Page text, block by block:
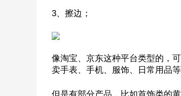
3、擦边；
像淘宝、京东这种平台类型的，
卖手表、手机、服饰、日常用品等